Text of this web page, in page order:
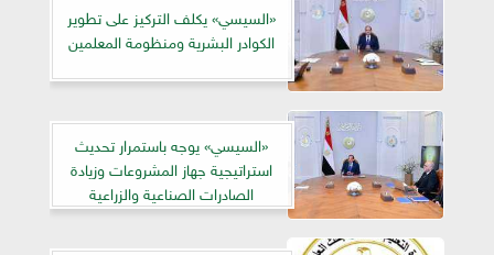
«السيسي» يكلف التركيز على تطوير
الكوادر البشرية ومنظومة المعلمين
«السيسي» يوجه باستمرار تحديث
استراتيجية جهاز المشروعات وزيادة
الصادرات الصناعية والزراعية